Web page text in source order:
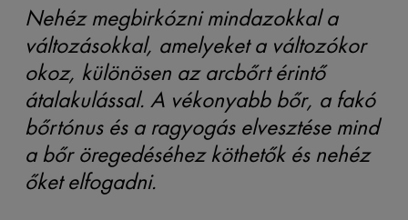
Nehéz megbirkózni mindazokkal a
változásokkal, amelyeket a változókor
okoz, különösen az arcbőrt érintő
átalakulással. A vékonyabb bőr, a fakó
bőrtónus és a ragyogás elvesztése mind
a bőr öregedéséhez köthetők és nehéz
őket elfogadni.